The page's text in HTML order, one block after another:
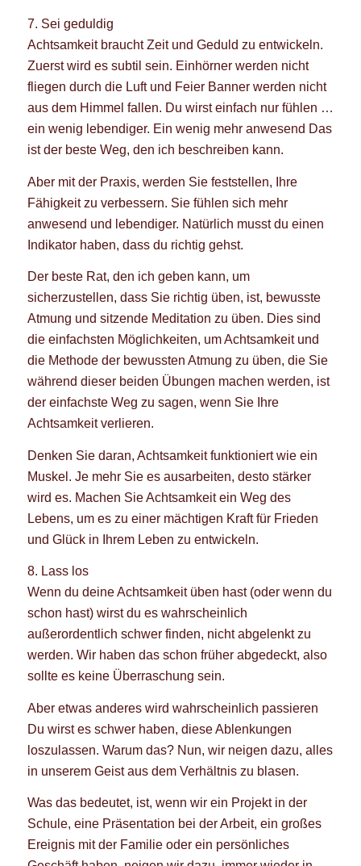
7. Sei geduldig
Achtsamkeit braucht Zeit und Geduld zu entwickeln.
Zuerst wird es subtil sein. Einhörner werden nicht
fliegen durch die Luft und Feier Banner werden nicht
aus dem Himmel fallen. Du wirst einfach nur fühlen …
ein wenig lebendiger. Ein wenig mehr anwesend Das
ist der beste Weg, den ich beschreiben kann.
Aber mit der Praxis, werden Sie feststellen, Ihre
Fähigkeit zu verbessern. Sie fühlen sich mehr
anwesend und lebendiger. Natürlich musst du einen
Indikator haben, dass du richtig gehst.
Der beste Rat, den ich geben kann, um
sicherzustellen, dass Sie richtig üben, ist, bewusste
Atmung und sitzende Meditation zu üben. Dies sind
die einfachsten Möglichkeiten, um Achtsamkeit und
die Methode der bewussten Atmung zu üben, die Sie
während dieser beiden Übungen machen werden, ist
der einfachste Weg zu sagen, wenn Sie Ihre
Achtsamkeit verlieren.
Denken Sie daran, Achtsamkeit funktioniert wie ein
Muskel. Je mehr Sie es ausarbeiten, desto stärker
wird es. Machen Sie Achtsamkeit ein Weg des
Lebens, um es zu einer mächtigen Kraft für Frieden
und Glück in Ihrem Leben zu entwickeln.
8. Lass los
Wenn du deine Achtsamkeit üben hast (oder wenn du
schon hast) wirst du es wahrscheinlich
außerordentlich schwer finden, nicht abgelenkt zu
werden. Wir haben das schon früher abgedeckt, also
sollte es keine Überraschung sein.
Aber etwas anderes wird wahrscheinlich passieren
Du wirst es schwer haben, diese Ablenkungen
loszulassen. Warum das? Nun, wir neigen dazu, alles
in unserem Geist aus dem Verhältnis zu blasen.
Was das bedeutet, ist, wenn wir ein Projekt in der
Schule, eine Präsentation bei der Arbeit, ein großes
Ereignis mit der Familie oder ein persönliches